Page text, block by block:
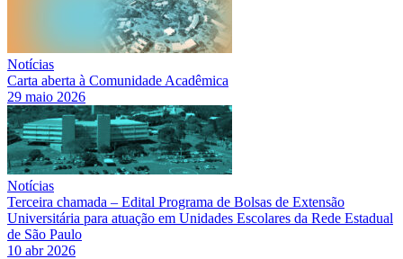
Notícias
Carta aberta à Comunidade Acadêmica
29 maio 2026
Notícias
Terceira chamada – Edital Programa de Bolsas de Extensão
Universitária para atuação em Unidades Escolares da Rede Estadual
de São Paulo
10 abr 2026